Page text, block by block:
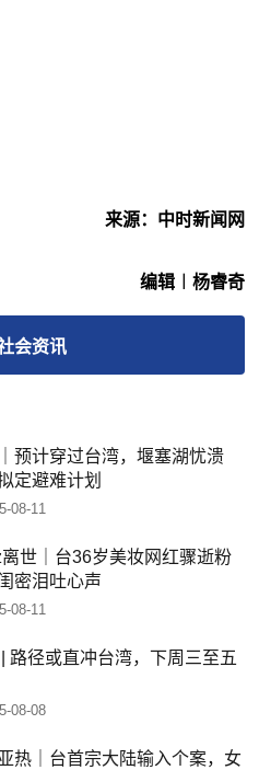
来源：中时新闻网
编辑︱杨睿奇
会资讯
预计穿过台湾，堰塞湖忧溃
定避难计划
08-11
世｜台36岁美妆网红骤逝粉
密泪吐心声
08-11
路径或直冲台湾，下周三至五
08-08
热｜台首宗大陆输入个案，女